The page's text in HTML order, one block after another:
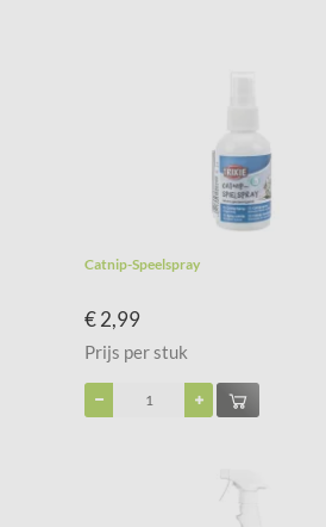
Catnip-Speelspray
€ 2,99
Prijs per stuk